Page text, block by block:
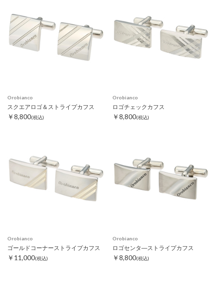
Orobianco
スクエアロゴ＆ストライプカフス
￥8,800(税込)
Orobianco
ロゴチェックカフス
￥8,800(税込)
Orobianco
ゴールドコーナーストライプカフス
￥11,000(税込)
Orobianco
ロゴセンタ―ストライプカフス
￥8,800(税込)